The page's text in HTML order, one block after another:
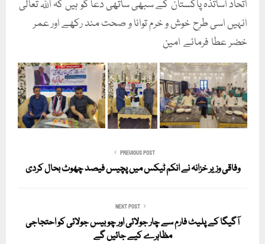
اتحاد اساتذہ پاکستان کے سبھی ساتھی دعا گو ہیں کہ اللہ تعالیٰ
انہیں اسی طرح خوش و خرم توانا و صحت مند رکھے اور عمر
خضر عطا فرمائے امین
PREVIOUS POST
وفاقی وزیر خزانہ نے انکم ٹیکس میں پچیس فیصد چھوٹ بحال کردی
NEXT POST
آگیگا کے پلیٹ فارم سے چار جولائی اور چوبیس جولائی کو احتجاجی
مظاہرے کیے جائیں گے